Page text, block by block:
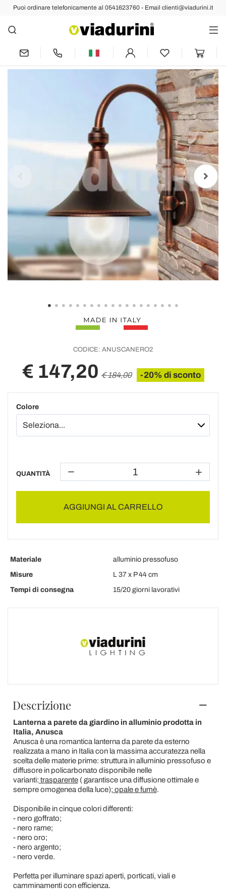
Puoi ordinare telefonicamente al 0541623760 - Email clienti@viadurini.it
Indietro Prec Succ
Lanterna a parete per esterno in
alluminio prodotta in Italia, Anusca
CODICE: ANUSCANERO2
€ 147,20 € 184,00 -20% di sconto
Colore
QUANTITÀ
AGGIUNGI AL CARRELLO
Materiale
alluminio pressofuso
Misure
L 37 x P 44 cm
Tempi di consegna
15/20 giorni lavorativi
Descrizione
Lanterna a parete da giardino in alluminio prodotta in
Italia, Anusca
Anusca è una romantica lanterna da parete da esterno
realizzata a mano in Italia con la massima accuratezza nella
scelta delle materie prime: struttura in alluminio pressofuso e
diffusore in policarbonato disponibile nelle
varianti: trasparente( garantisce una diffusione ottimale e
sempre omogenea della luce); opale e fumè.
Disponibile in cinque colori differenti:
- nero goffrato;
- nero rame;
- nero oro;
- nero argento;
- nero verde.
Perfetta per illuminare spazi aperti, porticati, viali e
camminamenti con efficienza.